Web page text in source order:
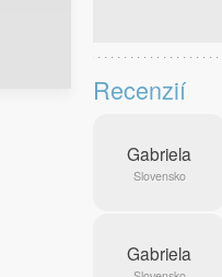
Recenzií
Gabriela
Slovensko
Gabriela